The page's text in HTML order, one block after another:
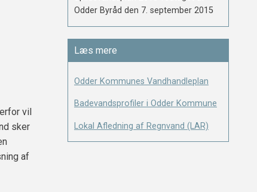
vil
sker
af
Odder Byråd den 7. september 2015
Læs mere
Odder Kommunes Vandhandleplan
Badevandsprofiler i Odder Kommune
Lokal Afledning af Regnvand (LAR)